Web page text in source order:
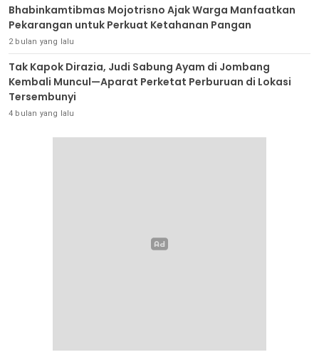
Bhabinkamtibmas Mojotrisno Ajak Warga Manfaatkan
Pekarangan untuk Perkuat Ketahanan Pangan
2 bulan yang lalu
Tak Kapok Dirazia, Judi Sabung Ayam di Jombang
Kembali Muncul—Aparat Perketat Perburuan di Lokasi
Tersembunyi
4 bulan yang lalu